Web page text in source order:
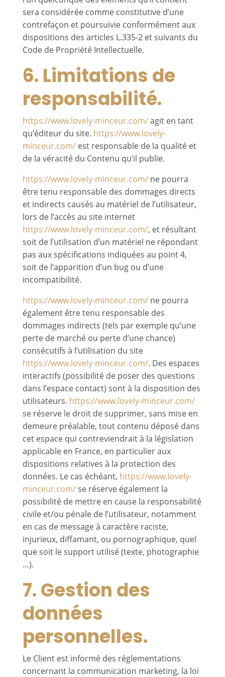
sera considérée comme constitutive d’une
contrefaçon et poursuivie conformément aux
dispositions des articles L.335-2 et suivants du
Code de Propriété Intellectuelle.
6. Limitations de
responsabilité.
https://www.lovely-minceur.com/agit en tant
qu’éditeur du site. https://www.lovely-
minceur.com/ est responsable de la qualité et
de la véracité du Contenu qu’il publie.
https://www.lovely-minceur.com/ ne pourra
être tenu responsable des dommages directs
et indirects causés au matériel de l’utilisateur,
lors de l’accès au site internet
https://www.lovely-minceur.com/, et résultant
soit de l’utilisation d’un matériel ne répondant
pas aux spécifications indiquées au point 4,
soit de l’apparition d’un bug ou d’une
incompatibilité.
https://www.lovely-minceur.com/ ne pourra
également être tenu responsable des
dommages indirects (tels par exemple qu’une
perte de marché ou perte d’une chance)
consécutifs à l’utilisation du site
https://www.lovely-minceur.com/. Des espaces
interactifs (possibilité de poser des questions
dans l’espace contact) sont à la disposition des
utilisateurs. https://www.lovely-minceur.com/
se réserve le droit de supprimer, sans mise en
demeure préalable, tout contenu déposé dans
cet espace qui contreviendrait à la législation
applicable en France, en particulier aux
dispositions relatives à la protection des
données. Le cas échéant, https://www.lovely-
minceur.com/se réserve également la
possibilité de mettre en cause la responsabilité
civile et/ou pénale de l’utilisateur, notamment
en cas de message à caractère raciste,
injurieux, diffamant, ou pornographique, quel
que soit le support utilisé (texte, photographie
…).
7. Gestion des
données
personnelles.
Le Client est informé des réglementations
concernant la communication marketing, la loi